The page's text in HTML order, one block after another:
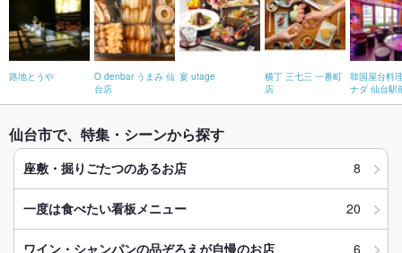
路地とうや
O denbar うまみ 仙
台店
宴 utage
横丁 三七三 一番町
店
韓国屋台料
ナダ 仙台駅
仙台市で、特集・シーンから探す
座敷・掘りごたつのあるお店 8
一度は食べたい看板メニュー 20
ワイン・シャンパンの品ぞろえが自慢のお店 6